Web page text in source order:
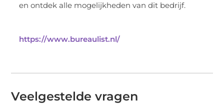
en ontdek alle mogelijkheden van dit bedrijf.
https://www.bureaulist.nl/
Veelgestelde vragen